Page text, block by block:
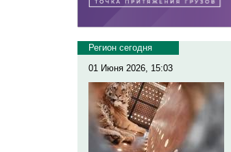
Регион сегодня
01 Июня 2026, 15:03